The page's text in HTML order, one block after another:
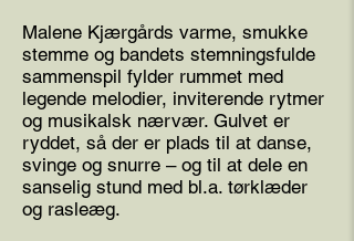
Malene Kjærgårds varme, smukke
stemme og bandets stemningsfulde
sammenspil fylder rummet med
legende melodier, inviterende rytmer
og musikalsk nærvær. Gulvet er
ryddet, så der er plads til at danse,
svinge og snurre – og til at dele en
sanselig stund med bl.a. tørklæder
og rasleæg.